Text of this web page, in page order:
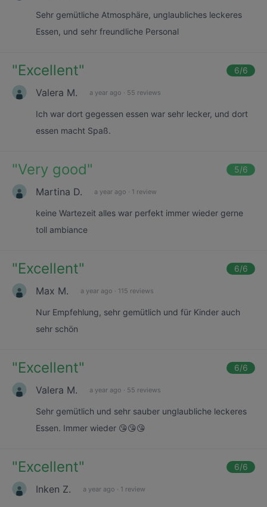
Sehr gemütliche Atmosphäre, unglaubliches leckeres
Essen, und sehr freundliche Personal
"Excellent" 6/6
Valera M. a year ago · 55 reviews
Ich war dort gegessen essen war sehr lecker, und dort
essen macht Spaß.
"Very good" 5/6
Martina D. a year ago · 1 review
keine Wartezeit alles war perfekt immer wieder gerne
toll ambiance
"Excellent" 6/6
Max M. a year ago · 115 reviews
Nur Empfehlung, sehr gemütlich und für Kinder auch
sehr schön
"Excellent" 6/6
Valera M. a year ago · 55 reviews
Sehr gemütlich und sehr sauber unglaubliche leckeres
Essen. Immer wieder 😘😘😘
"Excellent" 6/6
Inken Z. a year ago · 1 review